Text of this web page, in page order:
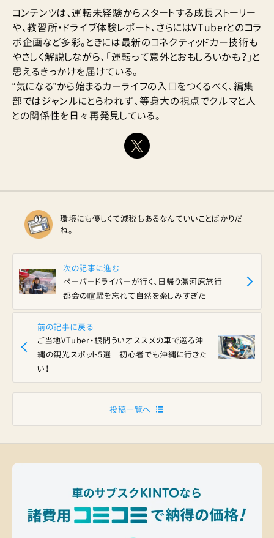
コンテンツは、運転未経験からスタートする成長ストーリー
や、教習所・ドライブ体験レポート、さらにはVTuberとのコラ
ボ企画など多彩。ときには最新のコネクティッドカー技術も
やさしく解説しながら、「運転って意外とおもしろいかも？」と
思えるきっかけを届けている。
“気になる”から始まるカーライフの入口をつくるべく、編集
部ではジャンルにとらわれず、等身大の視点でクルマと人
との関係性を日々再発見している。
環境にも優しくて減税もあるなんていいことばかりだ
ね。
前の記事に戻る
ご当地VTuber・根間ういオススメの車で巡る沖
縄の観光スポット5選 初心者でも沖縄に行きた
い！
次の記事に進む
ペーパードライバーが行く、日帰り湯河原旅行
都会の喧騒を忘れて自然を楽しみすぎた
投稿一覧へ